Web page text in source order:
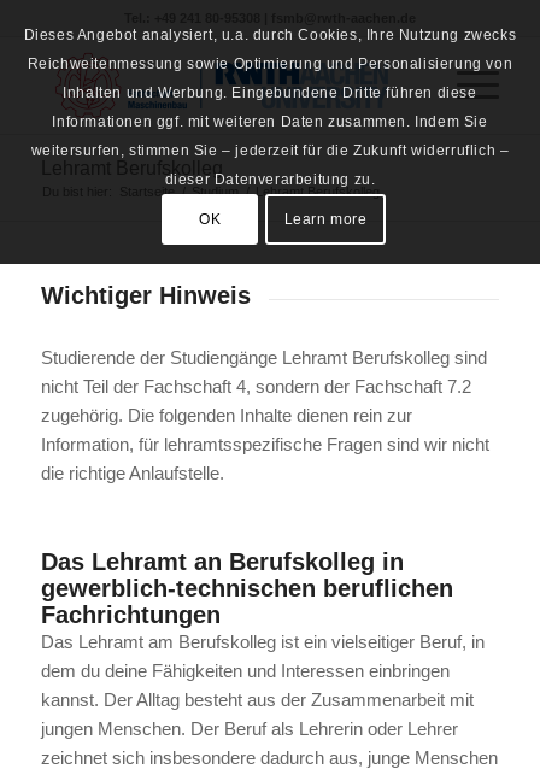
Startseite / Studium / Lehramt Berufskolleg
Wichtiger Hinweis
Studierende der Studiengänge Lehramt Berufskolleg sind
nicht Teil der Fachschaft 4, sondern der Fachschaft 7.2
zugehörig. Die folgenden Inhalte dienen rein zur
Information, für lehramtsspezifische Fragen sind wir nicht
die richtige Anlaufstelle.
Das Lehramt an Berufskolleg in
gewerblich-technischen beruflichen
Fachrichtungen
Das Lehramt am Berufskolleg ist ein vielseitiger Beruf, in
dem du deine Fähigkeiten und Interessen einbringen
kannst. Der Alltag besteht aus der Zusammenarbeit mit
jungen Menschen. Der Beruf als Lehrerin oder Lehrer
zeichnet sich insbesondere dadurch aus, junge Menschen
Dieses Angebot analysiert, u.a. durch Cookies, Ihre Nutzung zwecks
Reichweitenmessung sowie Optimierung und Personalisierung von
Inhalten und Werbung. Eingebundene Dritte führen diese
Informationen ggf. mit weiteren Daten zusammen. Indem Sie
weitersurfen, stimmen Sie – jederzeit für die Zukunft widerruflich –
dieser Datenverarbeitung zu.
OK Learn more